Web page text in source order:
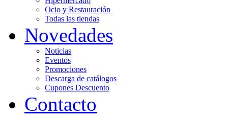
Ocio y Restauración
Todas las tiendas
Novedades
Noticias
Eventos
Promociones
Descarga de catálogos
Cupones Descuento
Contacto